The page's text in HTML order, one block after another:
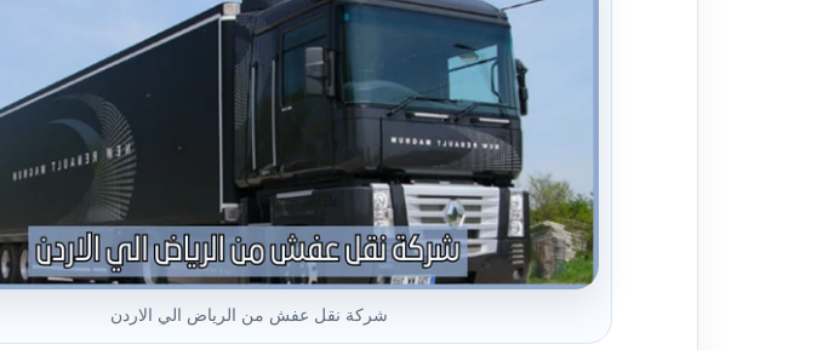
شركة نقل عفش من الرياض الي الاردن